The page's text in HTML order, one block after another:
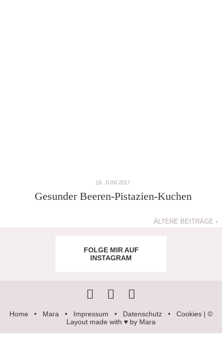
18. JUNI 2017
Gesunder Beeren-Pistazien-Kuchen
ÄLTERE BEITRÄGE ›
FOLGE MIR AUF
INSTAGRAM
Home • Mara • Impressum • Datenschutz • Cookies | ©
Layout made with ♥ by Mara